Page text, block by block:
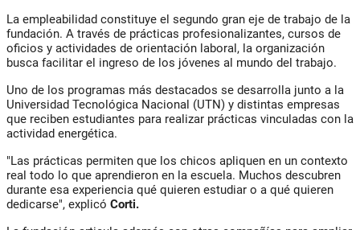
La empleabilidad constituye el segundo gran eje de trabajo de la
fundación. A través de prácticas profesionalizantes, cursos de
oficios y actividades de orientación laboral, la organización
busca facilitar el ingreso de los jóvenes al mundo del trabajo.
Uno de los programas más destacados se desarrolla junto a la
Universidad Tecnológica Nacional (UTN) y distintas empresas
que reciben estudiantes para realizar prácticas vinculadas con la
actividad energética.
"Las prácticas permiten que los chicos apliquen en un contexto
real todo lo que aprendieron en la escuela. Muchos descubren
durante esa experiencia qué quieren estudiar o a qué quieren
dedicarse", explicó Corti.